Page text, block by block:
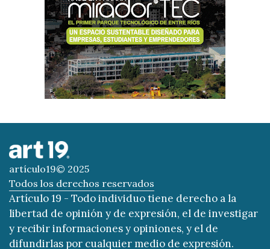
artículo19© 2025
Todos los derechos reservados
Artículo 19 - Todo individuo tiene derecho a la
libertad de opinión y de expresión, el de investigar
y recibir informaciones y opiniones, y el de
difundirlas por cualquier medio de expresión.